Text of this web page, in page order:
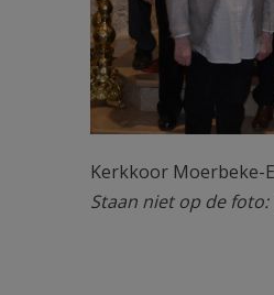
Kerkkoor Moerbeke-
Staan niet op de